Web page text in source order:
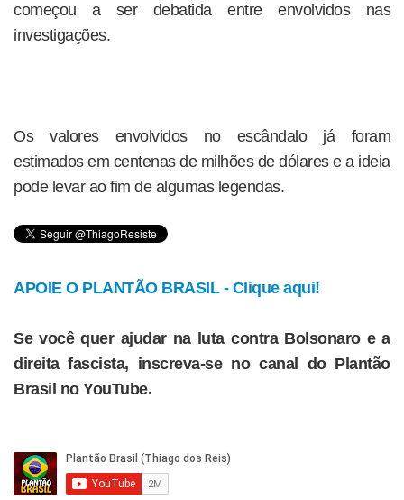
começou a ser debatida entre envolvidos nas
investigações.
Os valores envolvidos no escândalo já foram
estimados em centenas de milhões de dólares e a ideia
pode levar ao fim de algumas legendas.
APOIE O PLANTÃO BRASIL - Clique aqui!
Se você quer ajudar na luta contra Bolsonaro e a
direita fascista, inscreva-se no canal do Plantão
Brasil no YouTube.